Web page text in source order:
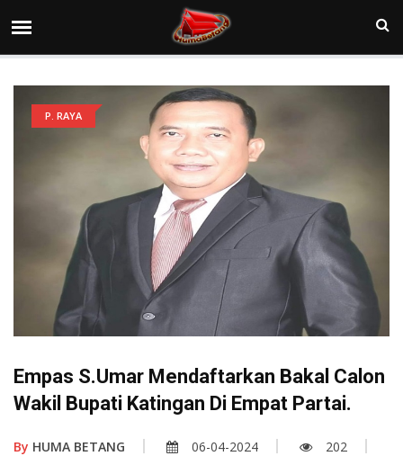
P. RAYA
Empas S.Umar Mendaftarkan Bakal Calon
Wakil Bupati Katingan Di Empat Partai.
By HUMA BETANG 06-04-2024
202